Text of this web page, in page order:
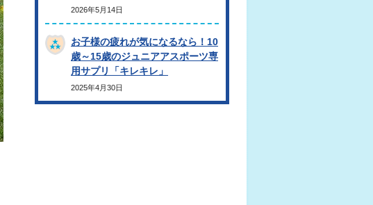
2026年5月14日
お子様の疲れが気になるなら！10
歳～15歳のジュニアアスポーツ専
用サプリ「キレキレ」
2025年4月30日